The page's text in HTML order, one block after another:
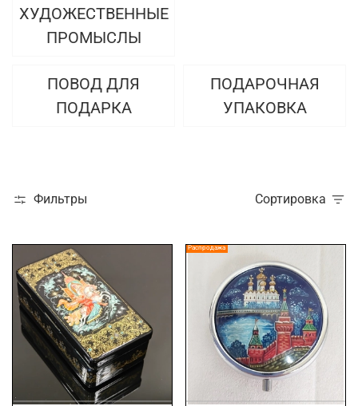
ХУДОЖЕСТВЕННЫЕ
ПРОМЫСЛЫ
ПОВОД ДЛЯ
ПОДАРКА
ПОДАРОЧНАЯ
УПАКОВКА
Фильтры Сортировка
Распродажа